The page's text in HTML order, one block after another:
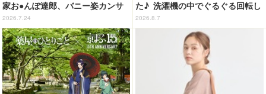
家お●んぽ達郎、バニー姿カンサ
イねこ登場にゃ！ 第4話の衝撃ラ
ストに「ヤバいをどんどん更新し
てる」【ネタバレあり反応まと
め】
2026.7.24
た♪ 洗濯機の中でぐるぐる回転し
続ける姿を思わず眺めたくなっち
ゃう!?
2026.8.7